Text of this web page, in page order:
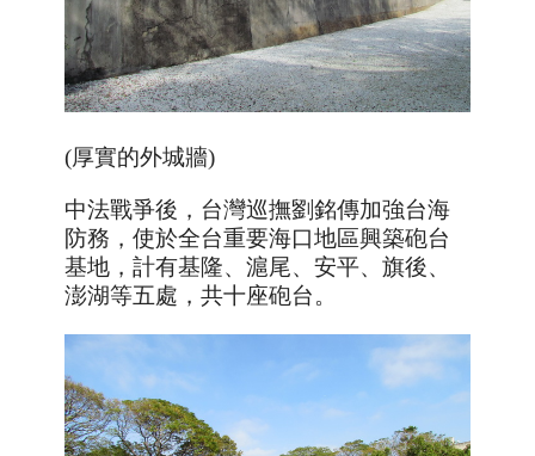
(厚實的外城牆)
中法戰爭後，台灣巡撫劉銘傳加強台海
防務，使於全台重要海口地區興築砲台
基地，計有基隆、滬尾、安平、旗後、
澎湖等五處，共十座砲台。